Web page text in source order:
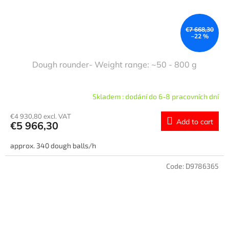
€7 668,30
–22 %
Dough rounder- Weight range: ~50 - 800 g
Skladem : dodání do 6-8 pracovních dní
€4 930,80 excl. VAT
€5 966,30 Add to cart
approx. 340 dough balls/h
Code: D9786365